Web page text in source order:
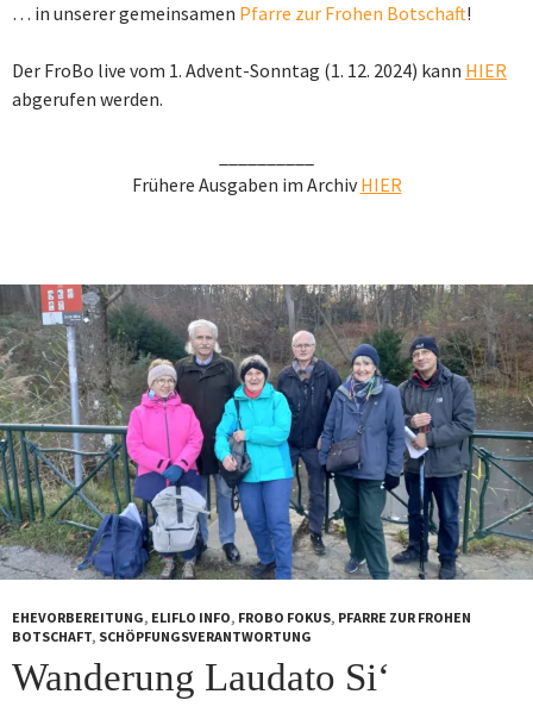
… in unserer gemeinsamen Pfarre zur Frohen Botschaft!
Der FroBo live vom 1. Advent-Sonntag (1. 12. 2024) kann HIER
abgerufen werden.
Frühere Ausgaben im ArchivHIER
EHEVORBEREITUNG, ELIFLO INFO, FROBO FOKUS, PFARRE ZUR FROHEN
BOTSCHAFT, SCHÖPFUNGSVERANTWORTUNG
Wanderung Laudato Si‘